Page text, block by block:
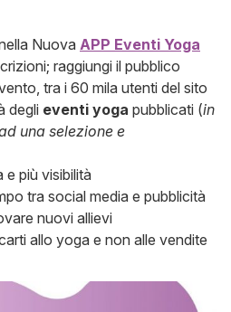
Nuova APP Eventi Yoga
raggiungi il pubblico
tra i 60 mila utenti del sito
degli eventi yoga pubblicati (in
una selezione e
più visibilità
tra social media e pubblicità
nuovi allievi
allo yoga e non alle vendite